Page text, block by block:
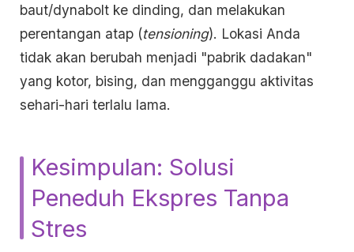
baut/dynabolt ke dinding, dan melakukan
perentangan atap (tensioning). Lokasi Anda
tidak akan berubah menjadi "pabrik dadakan"
yang kotor, bising, dan mengganggu aktivitas
sehari-hari terlalu lama.
Kesimpulan: Solusi
Peneduh Ekspres Tanpa
Stres